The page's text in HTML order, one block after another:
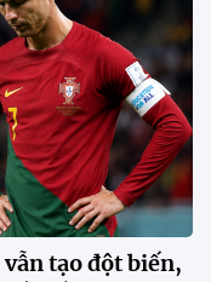
tạo đột biến,